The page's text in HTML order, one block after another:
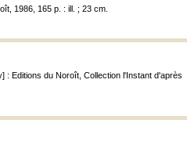
1986, 165 p. : ill. ; 23 cm.
: Editions du Noroît, Collection l'Instant d'après